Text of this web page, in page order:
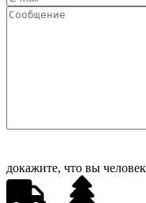
докажите, что вы